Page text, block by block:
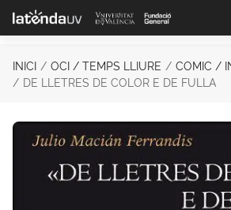
Saltar al contenido principal
INICI OCI / TEMPS LLIURE
COMIC /
DE LLETRES DE COLOR E DE FULLA